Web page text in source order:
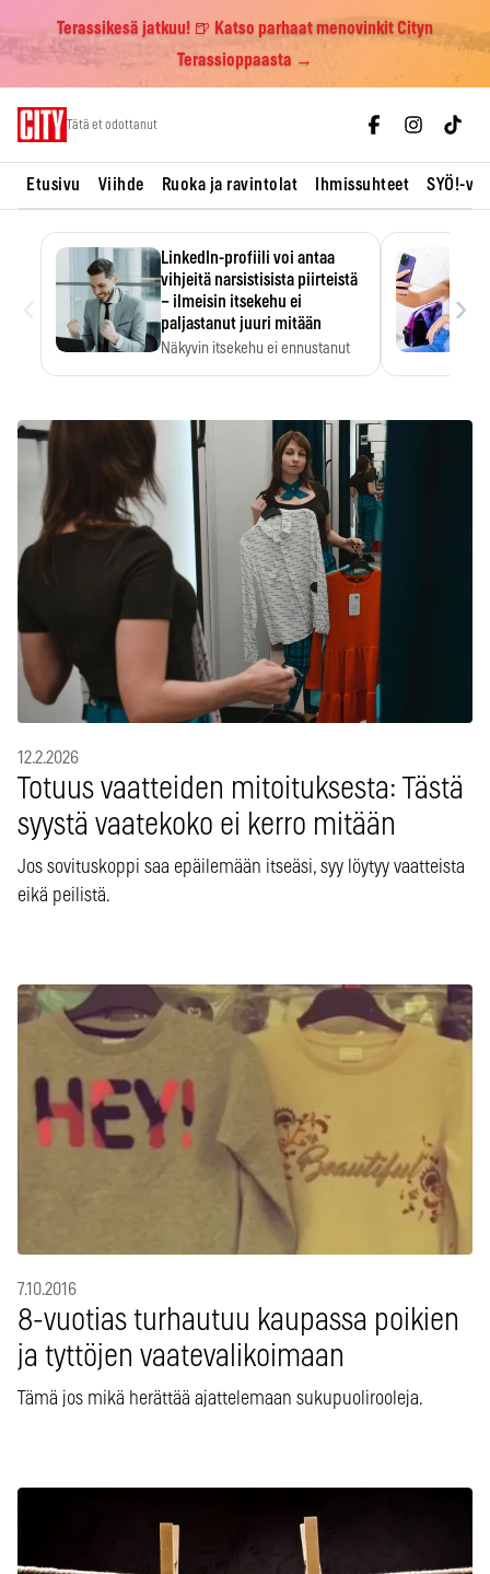
Terassikesä jatkuu! 🍺 Katso parhaat menovinkit Cityn
Terassioppaasta →
Tätä et odottanut
Etusivu Viihde Ruoka ja ravintolat Ihmissuhteet SYÖ!-
LinkedIn-profiili voi antaa
vihjeitä narsistisista piirteistä
– ilmeisin itsekehu ei
paljastanut juuri mitään
Näkyvin itsekehu ei ennustanut
›
12.2.2026
Totuus vaatteiden mitoituksesta: Tästä
syystä vaatekoko ei kerro mitään
Jos sovituskoppi saa epäilemään itseäsi, syy löytyy vaatteista
eikä peilistä.
7.10.2016
8-vuotias turhautuu kaupassa poikien
ja tyttöjen vaatevalikoimaan
Tämä jos mikä herättää ajattelemaan sukupuolirooleja.